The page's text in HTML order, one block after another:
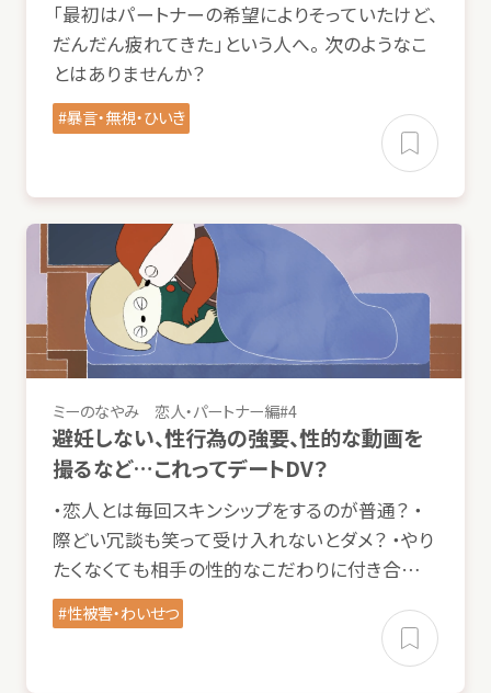
「最初はパートナーの希望によりそっていたけど、
だんだん疲れてきた」という人へ。 次のようなこ
とはありませんか？
暴言・無視・ひいき
ミーのなやみ 恋人・パートナー編#4
避妊しない、性行為の強要、性的な動画を
撮るなど…これってデートDV？
・恋人とは毎回スキンシップをするのが普通？ ・
際どい冗談も笑って受け入れないとダメ？ ・やり
たくなくても相手の性的なこだわりに付き合…
性被害・わいせつ